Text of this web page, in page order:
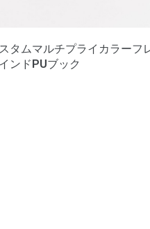
タムマルチプライカラーフ
ンドPUブック